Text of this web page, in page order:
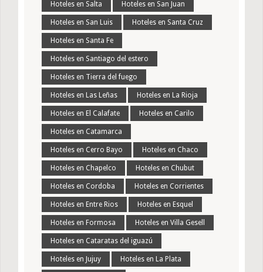
Hoteles en Salta Hoteles en San Juan
Hoteles en San Luis Hoteles en Santa Cruz
Hoteles en Santa Fe
Hoteles en Santiago del estero
Hoteles en Tierra del fuego
Hoteles en Las Leñas Hoteles en La Rioja
Hoteles en El Calafate Hoteles en Carilo
Hoteles en Catamarca
Hoteles en Cerro Bayo Hoteles en Chaco
Hoteles en Chapelco Hoteles en Chubut
Hoteles en Cordoba Hoteles en Corrientes
Hoteles en Entre Rios Hoteles en Esquel
Hoteles en Formosa Hoteles en Villa Gesell
Hoteles en Cataratas del iguazú
Hoteles en Jujuy Hoteles en La Plata